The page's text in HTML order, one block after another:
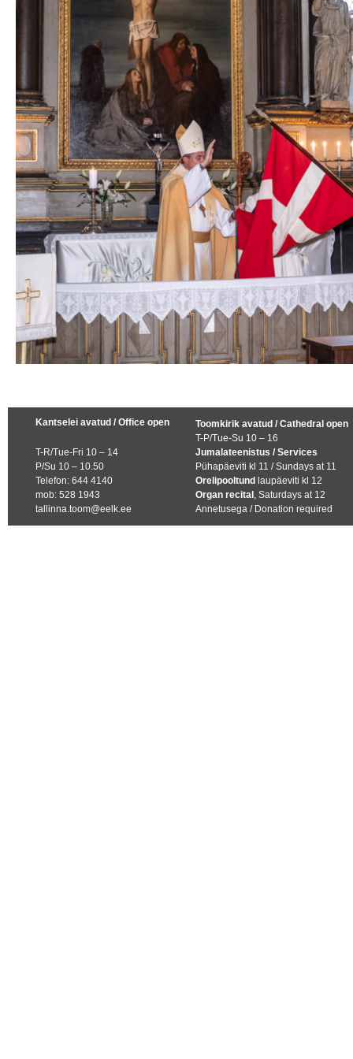
Kantselei avatud / Office open
T-R/Tue-Fri 10 – 14
P/Su 10 – 10.50
Telefon: 644 4140
mob: 528 1943
tallinna.toom@eelk.ee
Toomkirik avatud / Cathedral open
T-P/Tue-Su 10 – 16
Jumalateenistus / Services
Pühapäeviti kl 11 / Sundays at 11
Orelipooltund laupäeviti kl 12
Organ recital , Saturdays at 12
Annetusega / Donation required